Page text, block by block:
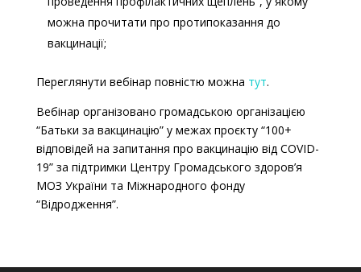
можна прочитати про протипоказання до
вакцинації;
Переглянути вебінар повністю можна тут.
Вебінар організовано громадською організацією
“Батьки за вакцинацію” у межах проєкту “100+
відповідей на запитання про вакцинацію від COVID-
19” за підтримки Центру Громадського здоров’я
МОЗ України та Міжнародного фонду
“Відродження”.